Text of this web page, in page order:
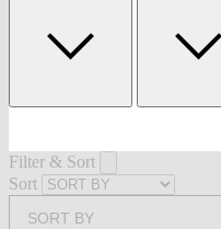
Filter & Sort
Sort
SORT BY